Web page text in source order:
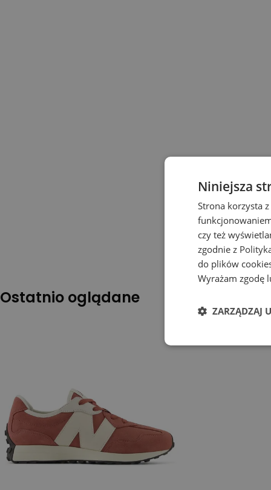
Ostatnio oglądane
Niniejsza
Strona korzysta
czy też
zgodnie z
do plików
Wyrażam zgodę
ZARZĄDZAJ